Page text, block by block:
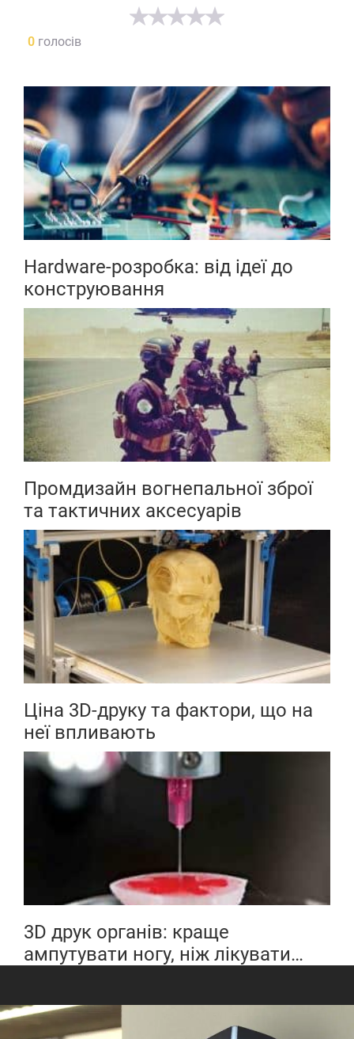
0 голосів
Hardware-розробка: від ідеї до
конструювання
Промдизайн вогнепальної зброї
та тактичних аксесуарів
Ціна 3D-друку та фактори, що на
неї впливають
3D друк органів: краще
ампутувати ногу, ніж лікувати